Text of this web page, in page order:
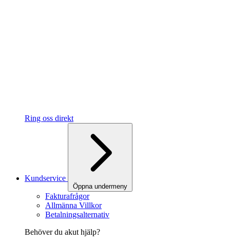
Ring oss direkt
Kundservice
Öppna undermeny
Fakturafrågor
Allmänna Villkor
Betalningsalternativ
Behöver du akut hjälp?